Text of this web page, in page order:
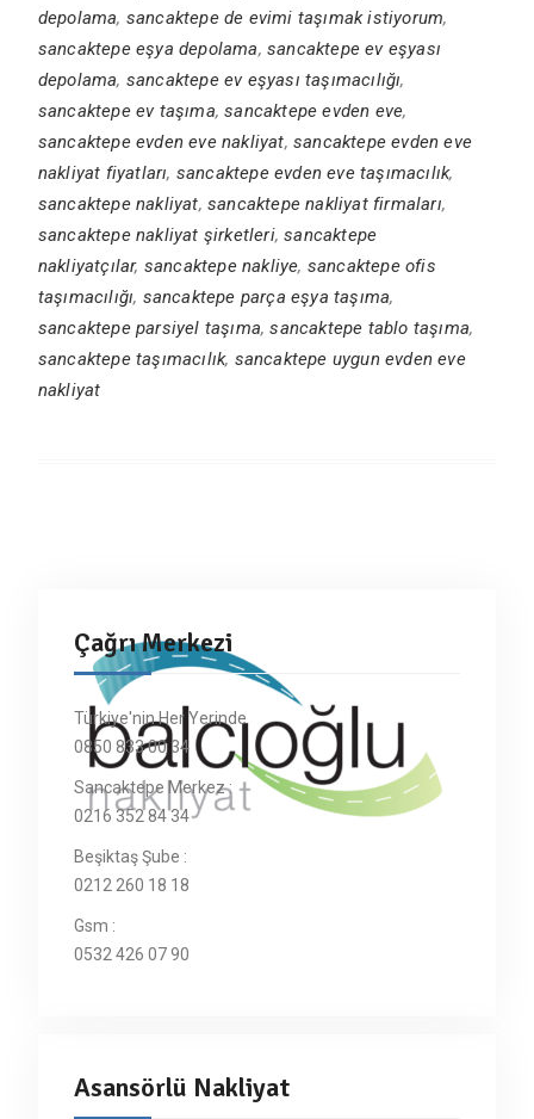
depolama, sancaktepe de evimi taşımak istiyorum,
sancaktepe eşya depolama, sancaktepe ev eşyası
depolama, sancaktepe ev eşyası taşımacılığı,
sancaktepe ev taşıma,sancaktepe evden eve,
sancaktepe evden eve nakliyat, sancaktepe evden eve
nakliyat fiyatları, sancaktepe evden eve taşımacılık,
sancaktepe nakliyat, sancaktepe nakliyat firmaları,
sancaktepe nakliyat şirketleri,sancaktepe
nakliyatçılar, sancaktepe nakliye, sancaktepe ofis
taşımacılığı, sancaktepe parça eşya taşıma,
sancaktepe parsiyel taşıma,sancaktepe tablo taşıma,
sancaktepe taşımacılık, sancaktepe uygun evden eve
nakliyat
Çağrı Merkezi
Türkiye'nin Her Yerinde
0850 833 00 34
Sancaktepe Merkez :
0216 352 84 34
Beşiktaş Şube :
0212 260 18 18
Gsm :
0532 426 07 90
Asansörlü Nakliyat